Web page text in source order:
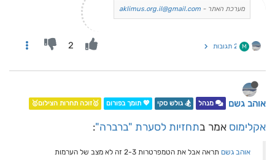
מערכת האתר - aklimus.org.il@gmail.com
M 2 תגובות 2
אוהב גשם מנהל 🏂 גולש סקי 💖 תומך בפורום 🥇זוכה תחרות הצילום🥇
אקלימוס אמר בתחזיות לסערת "ברברה":
אוהב גשם תראה אבל את הטמפרטרות 2-3 זה לא מצב של הערמות